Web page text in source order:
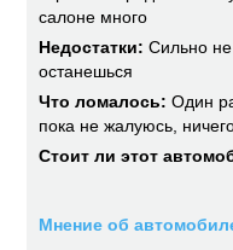
салоне много
Недостатки: Сильно
останешься
Что ломалось: Один
пока не жалуюсь,
Стоит ли этот
Мнение об